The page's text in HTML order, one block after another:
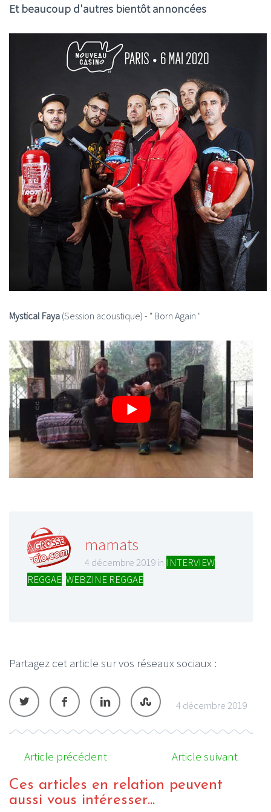
Et beaucoup d'autres bientôt annoncées
Mystical Faya (Session acoustique) - " Born Again "
mamats
4 décembre 2019 in INTERVIEW
REGGAE WEBZINE REGGAE
Partagez cet article sur vos réseaux sociaux :
4 décembre 2019
Article précédent Article suivant
Ces articles en relation peuvent
aussi vous intéresser...